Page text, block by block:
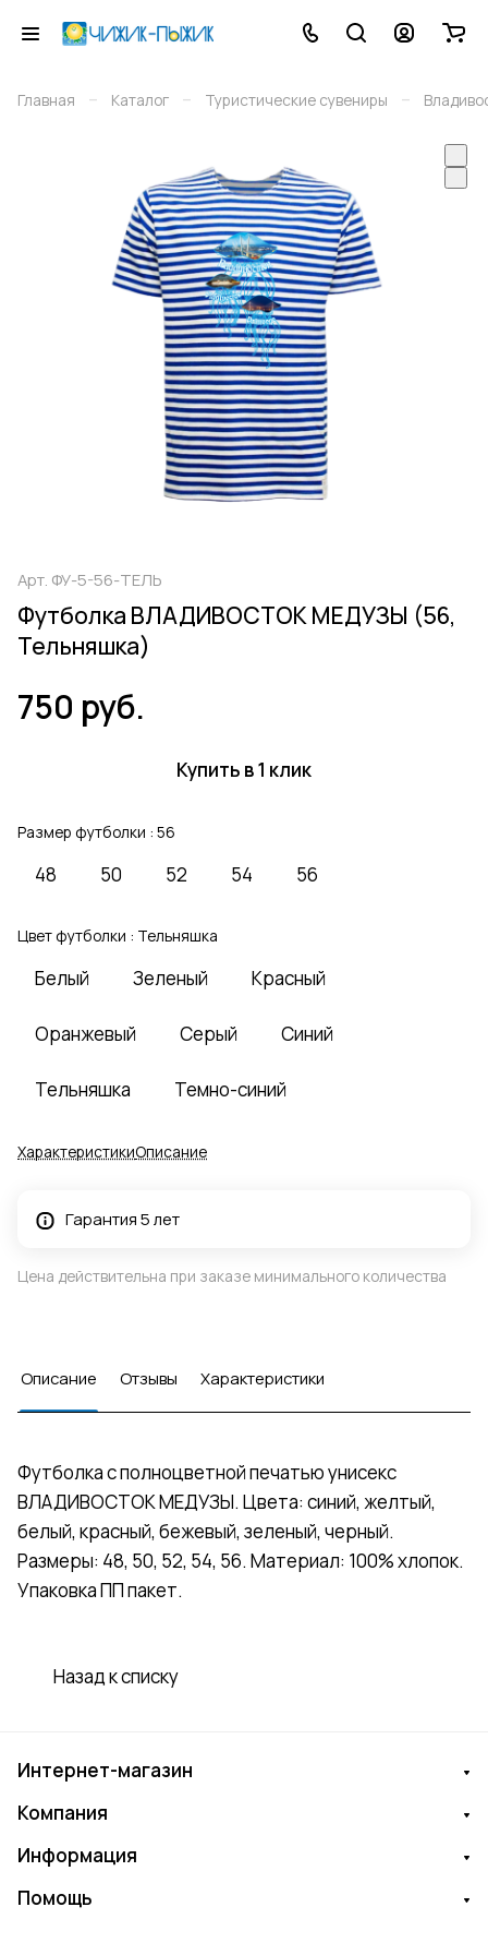
Главная – Каталог – Туристические сувениры –
Арт. ФУ-5-56-ТЕЛЬ
Футболка ВЛАДИВОСТОК МЕДУЗЫ (56,
Тельняшка)
750 руб.
Купить в 1 клик
Размер футболки : 56
48 50 52 54 56
Цвет футболки : Тельняшка
Белый Зеленый Красный
Оранжевый Серый Синий
Тельняшка Темно-синий
ХарактеристикиОписание
Гарантия 5 лет
Цена действительна при заказе минимального количества
Описание Отзывы Характеристики
Футболка с полноцветной печатью унисекс
ВЛАДИВОСТОК МЕДУЗЫ. Цвета: синий, желтый,
белый, красный, бежевый, зеленый, черный.
Размеры: 48, 50, 52, 54, 56. Материал: 100% хлопок.
Упаковка ПП пакет.
Назад к списку
Интернет-магазин
Компания
Информация
Помощь